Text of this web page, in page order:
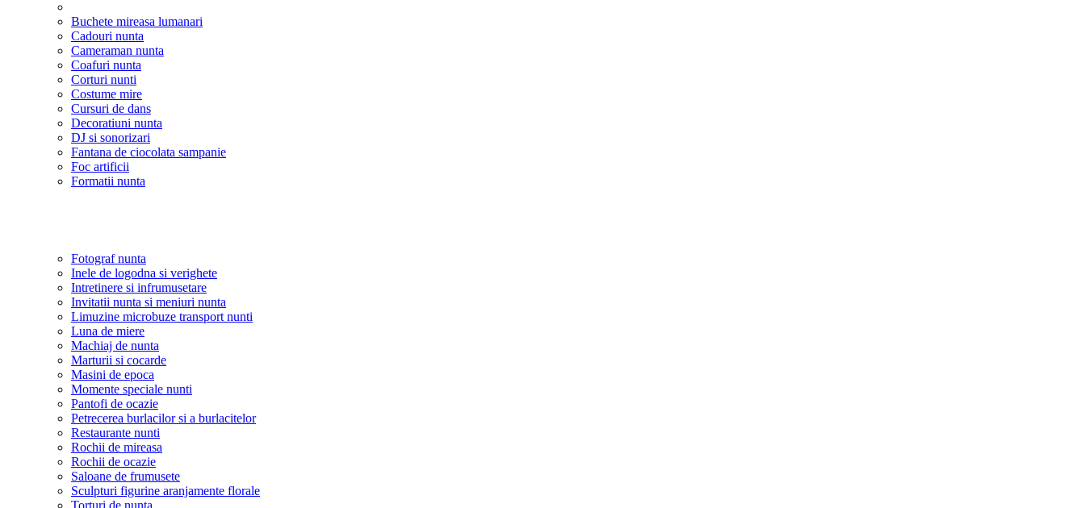
Buchete mireasa lumanari
Cadouri nunta
Cameraman nunta
Coafuri nunta
Corturi nunti
Costume mire
Cursuri de dans
Decoratiuni nunta
DJ si sonorizari
Fantana de ciocolata sampanie
Foc artificii
Formatii nunta
Fotograf nunta
Inele de logodna si verighete
Intretinere si infrumusetare
Invitatii nunta si meniuri nunta
Limuzine microbuze transport nunti
Luna de miere
Machiaj de nunta
Marturii si cocarde
Masini de epoca
Momente speciale nunti
Pantofi de ocazie
Petrecerea burlacilor si a burlacitelor
Restaurante nunti
Rochii de mireasa
Rochii de ocazie
Saloane de frumusete
Sculpturi figurine aranjamente florale
Torturi de nunta